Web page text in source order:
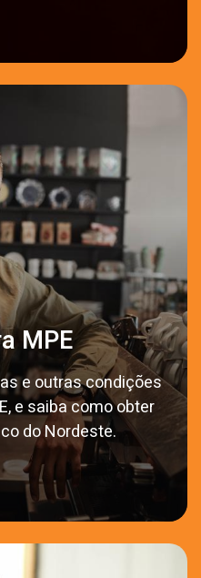
MPE
e outras condições
e saiba como obter
do Nordeste.